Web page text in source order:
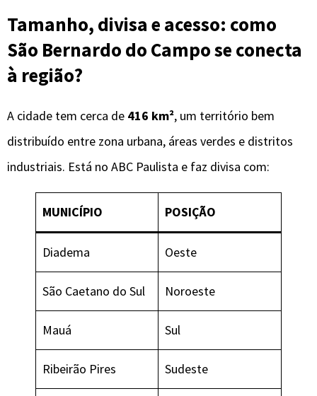
Tamanho, divisa e acesso: como
São Bernardo do Campo se conecta
à região?
A cidade tem cerca de 416 km², um território bem
distribuído entre zona urbana, áreas verdes e distritos
industriais. Está no ABC Paulista e faz divisa com:
MUNICÍPIO POSIÇÃO
Diadema Oeste
São Caetano do Sul Noroeste
Mauá Sul
Ribeirão Pires Sudeste